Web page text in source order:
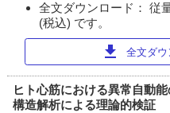
全文ダウンロード： 従
(税込) です。
download 全文ダ
ヒト心筋における異常自動
構造解析による理論的検証